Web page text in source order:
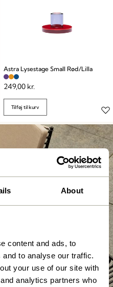
About
content and ads, to
to analyse our traffic.
your use of our site with
analytics partners who
Astra Lysestage Small Rød/Lilla
249,00 kr.
Tilføj til kurv